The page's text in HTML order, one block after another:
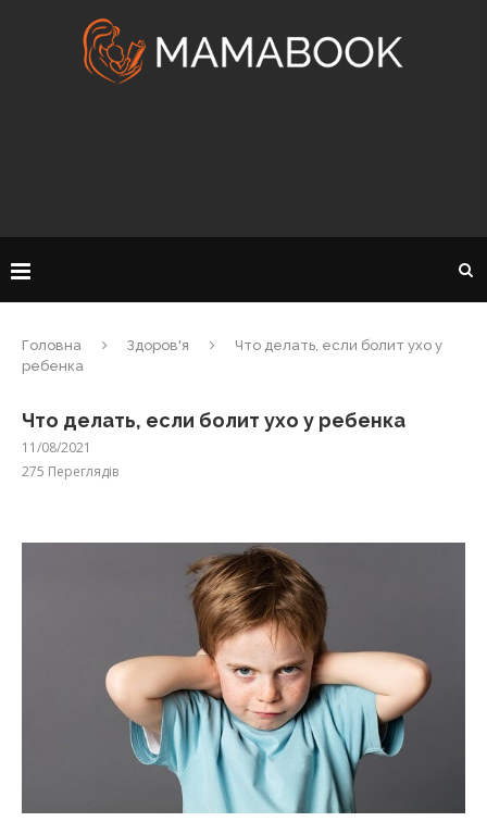
Головна Здоров'я
Что делать, если болит ухо у
ребенка
Что делать, если болит ухо у ребенка
11/08/2021
275 Переглядів